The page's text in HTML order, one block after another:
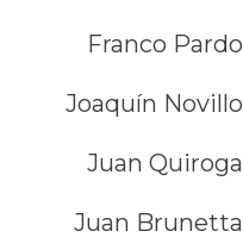
Franco Pardo
Joaquín Novillo
Juan Quiroga
Juan Brunetta